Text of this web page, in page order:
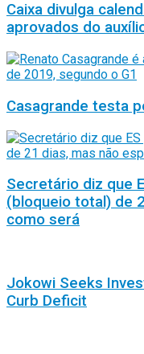
Caixa divulga
aprovados do
Casagrande testa
Secretário diz que
(bloqueio total) de
como será
Jokowi Seeks
Curb Deficit